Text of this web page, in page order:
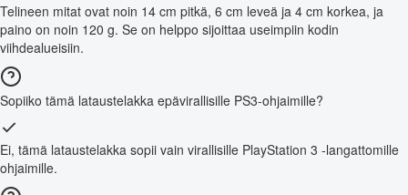
Telineen mitat ovat noin 14 cm pitkä, 6 cm leveä ja 4 cm korkea, ja
paino on noin 120 g. Se on helppo sijoittaa useimpiin kodin
viihdealueisiin.
Sopiiko tämä lataustelakka epävirallisille PS3-ohjaimille?
Ei, tämä lataustelakka sopii vain virallisille PlayStation 3 -langattomille
ohjaimille.